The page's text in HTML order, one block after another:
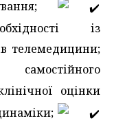
із
телемедицини;
оцінки